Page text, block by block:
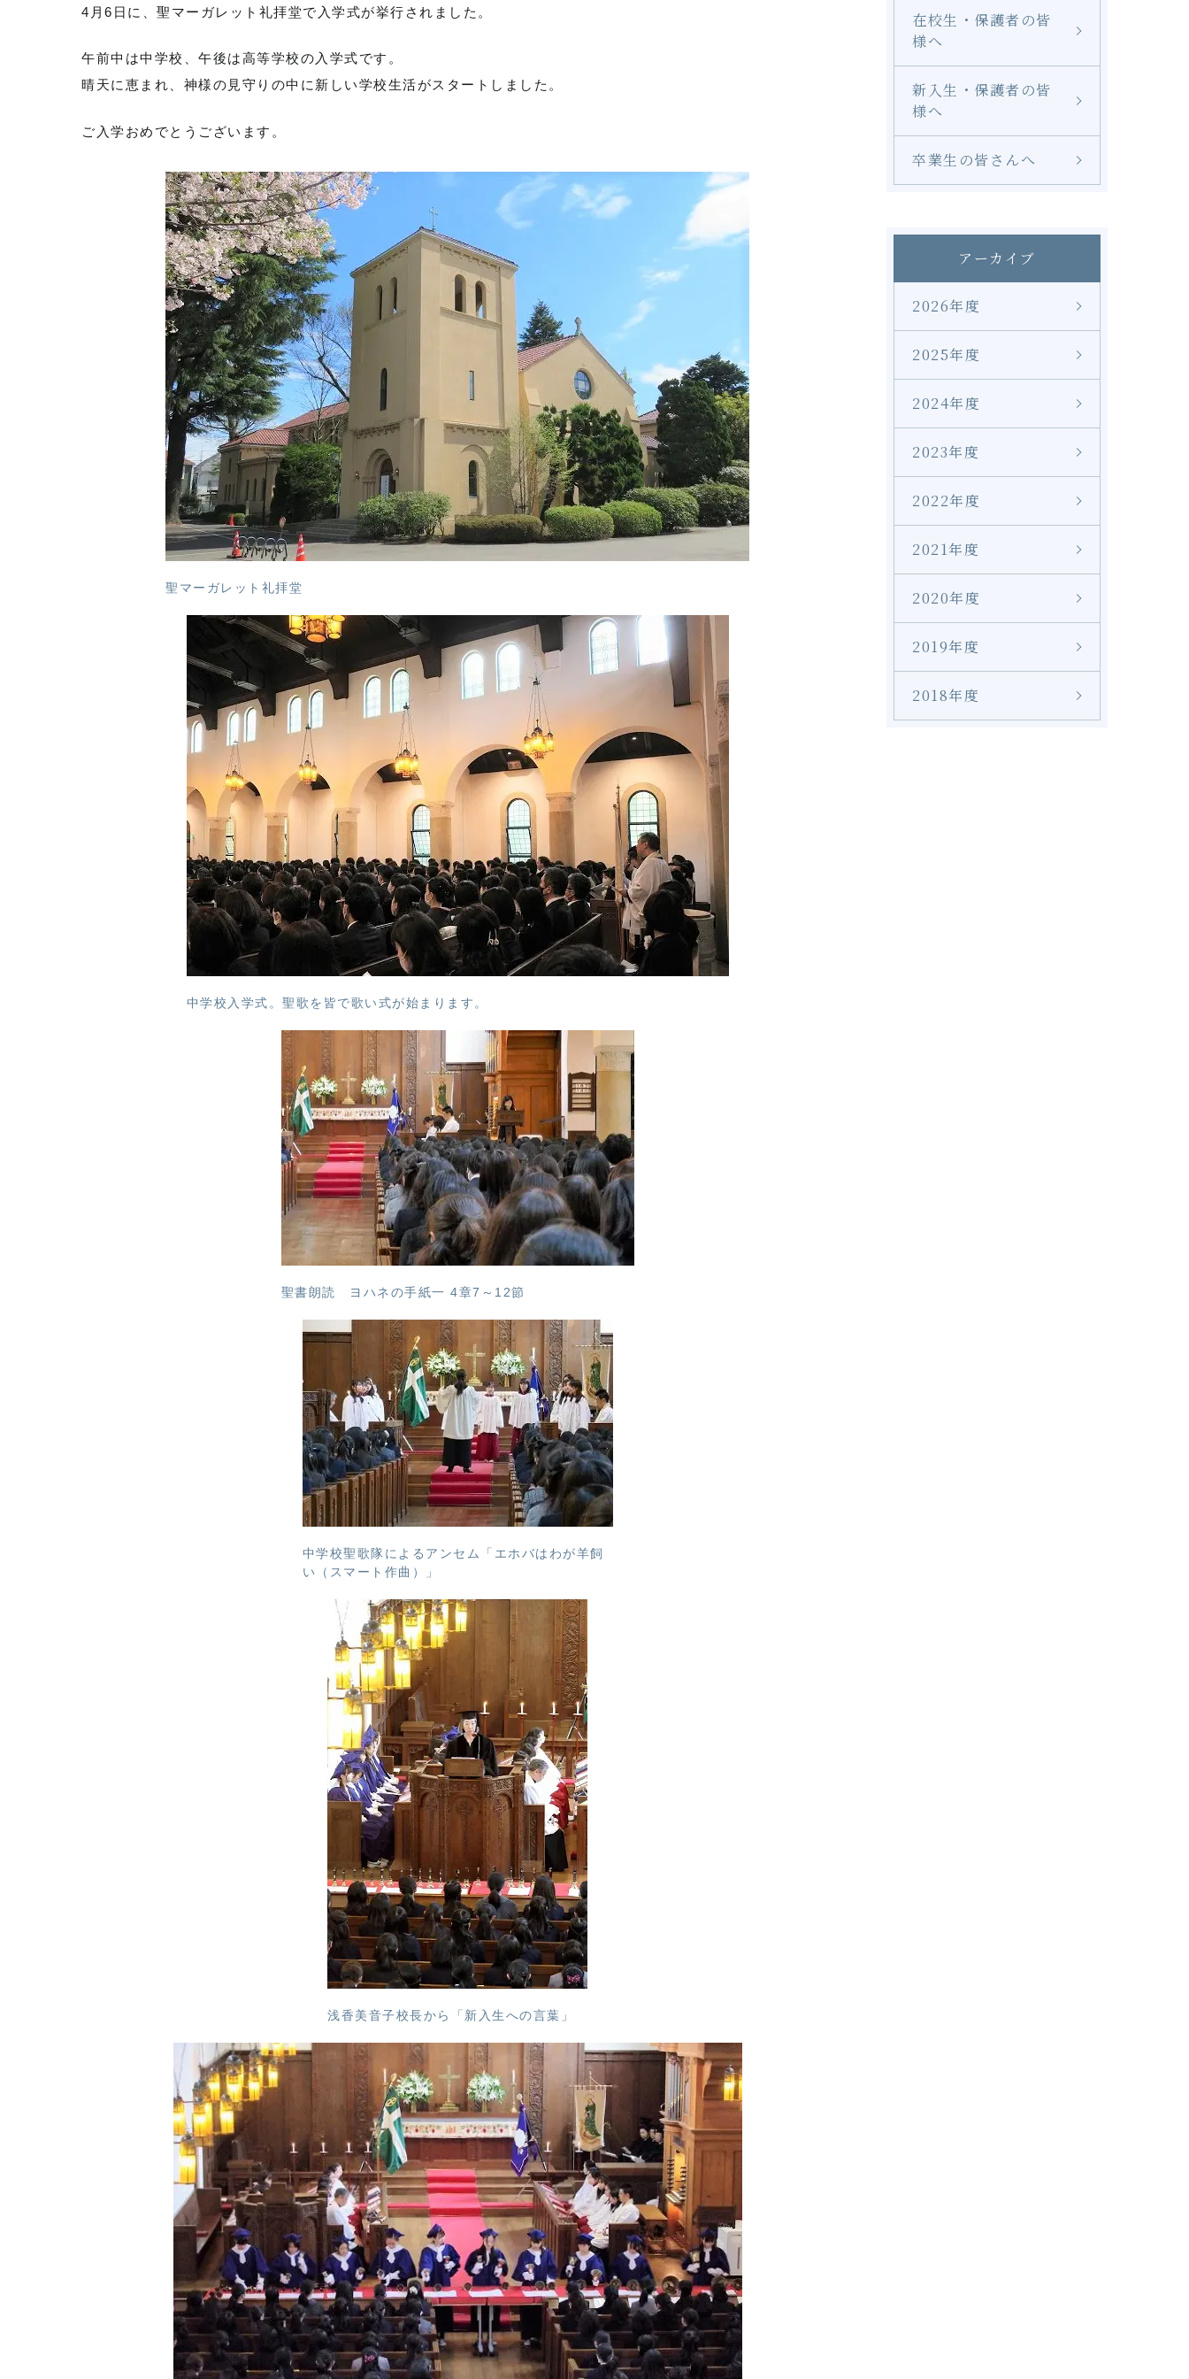
4月6日に、聖マーガレット礼拝堂で入学式が挙行されました。
午前中は中学校、午後は高等学校の入学式です。
晴天に恵まれ、神様の見守りの中に新しい学校生活がスタートしました。
ご入学おめでとうございます。
聖マーガレット礼拝堂
中学校入学式。聖歌を皆で歌い式が始まります。
聖書朗読 ヨハネの手紙一 4章7～12節
中学校聖歌隊によるアンセム「エホバはわが羊飼
い（スマート作曲）」
浅香美音子校長から「新入生への言葉」
在校生・保護者の皆
様へ
新入生・保護者の皆
様へ
卒業生の皆さんへ
アーカイブ
2026年度
2025年度
2024年度
2023年度
2022年度
2021年度
2020年度
2019年度
2018年度